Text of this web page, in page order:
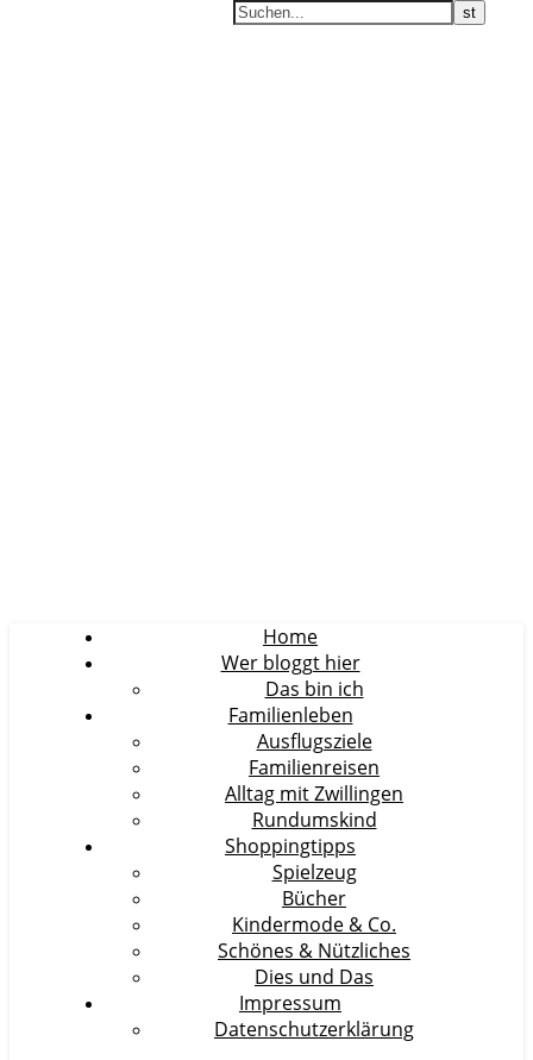
Home
Wer bloggt hier
Das bin ich
Familienleben
Ausflugsziele
Familienreisen
Alltag mit Zwillingen
Rundumskind
Shoppingtipps
Spielzeug
Bücher
Kindermode & Co.
Schönes & Nützliches
Dies und Das
Impressum
Datenschutzerklärung